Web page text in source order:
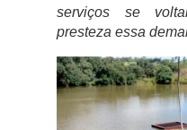
serviços se
presteza essa